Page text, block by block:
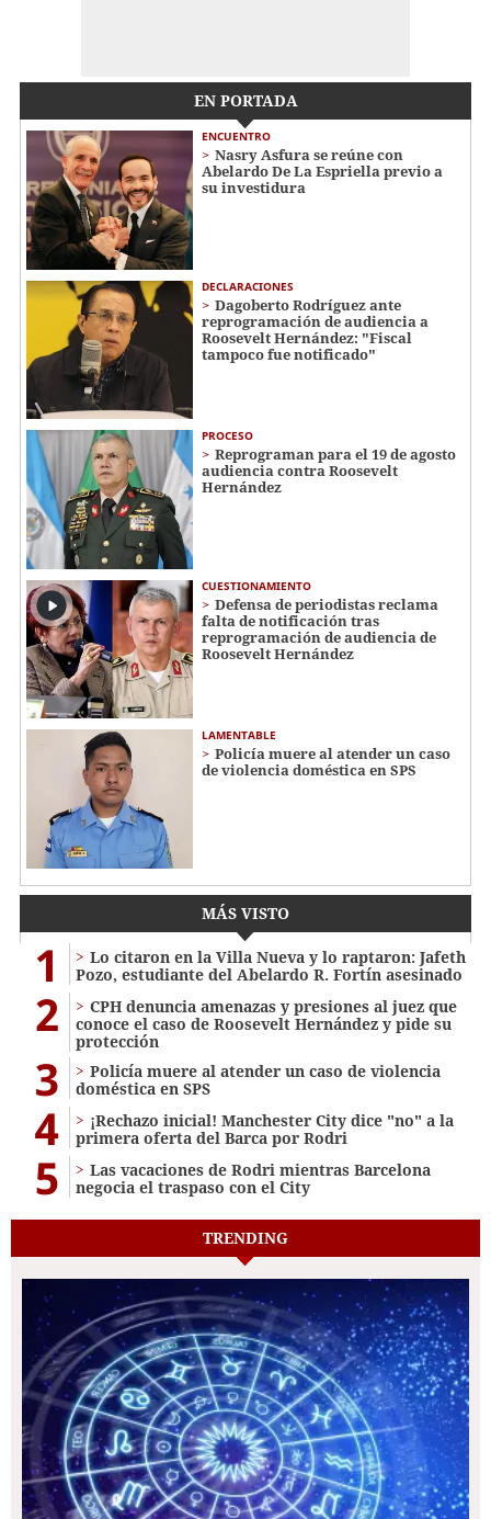
EN PORTADA
ENCUENTRO
Nasry Asfura se reúne con
Abelardo De La Espriella previo a
su investidura
DECLARACIONES
Dagoberto Rodríguez ante
reprogramación de audiencia a
Roosevelt Hernández: "Fiscal
tampoco fue notificado"
PROCESO
Reprograman para el 19 de agosto
audiencia contra Roosevelt
Hernández
CUESTIONAMIENTO
Defensa de periodistas reclama
falta de notificación tras
reprogramación de audiencia de
Roosevelt Hernández
LAMENTABLE
Policía muere al atender un caso
de violencia doméstica en SPS
MÁS VISTO
1
Lo citaron en la Villa Nueva y lo raptaron: Jafeth
Pozo, estudiante del Abelardo R. Fortín asesinado
2
CPH denuncia amenazas y presiones al juez que
conoce el caso de Roosevelt Hernández y pide su
protección
3
Policía muere al atender un caso de violencia
doméstica en SPS
4
¡Rechazo inicial! Manchester City dice "no" a la
primera oferta del Barca por Rodri
5
Las vacaciones de Rodri mientras Barcelona
negocia el traspaso con el City
TRENDING